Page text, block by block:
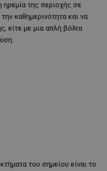
της περιοχής σε
καθημερινότητα και να
είτε με μια απλή βόλτα
του σημείου είναι το